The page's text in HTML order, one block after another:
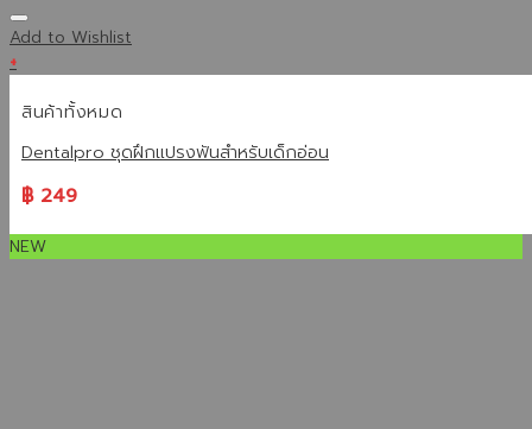
Add to Wishlist
+
สินค้าทั้งหมด
Dentalpro ชุดฝึกแปรงฟันสำหรับเด็กอ่อน
฿249
NEW